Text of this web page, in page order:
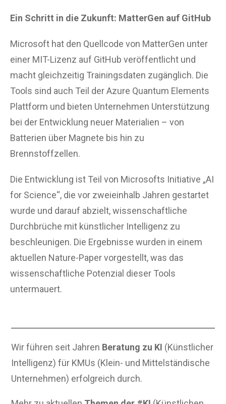
Ein Schritt in die Zukunft: MatterGen auf GitHub
Microsoft hat den Quellcode von MatterGen unter
einer MIT-Lizenz auf GitHub veröffentlicht und
macht gleichzeitig Trainingsdaten zugänglich. Die
Tools sind auch Teil der Azure Quantum Elements
Plattform und bieten Unternehmen Unterstützung
bei der Entwicklung neuer Materialien – von
Batterien über Magnete bis hin zu
Brennstoffzellen.
Die Entwicklung ist Teil von Microsofts Initiative „AI
for Science“, die vor zweieinhalb Jahren gestartet
wurde und darauf abzielt, wissenschaftliche
Durchbrüche mit künstlicher Intelligenz zu
beschleunigen. Die Ergebnisse wurden in einem
aktuellen Nature-Paper vorgestellt, was das
wissenschaftliche Potenzial dieser Tools
untermauert.
Wir führen seit Jahren Beratung zu KI (Künstlicher
Intelligenz) für KMUs (Klein- und Mittelständische
Unternehmen) erfolgreich durch.